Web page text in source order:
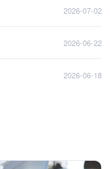
2026-07-02
2026-06-22
2026-06-18